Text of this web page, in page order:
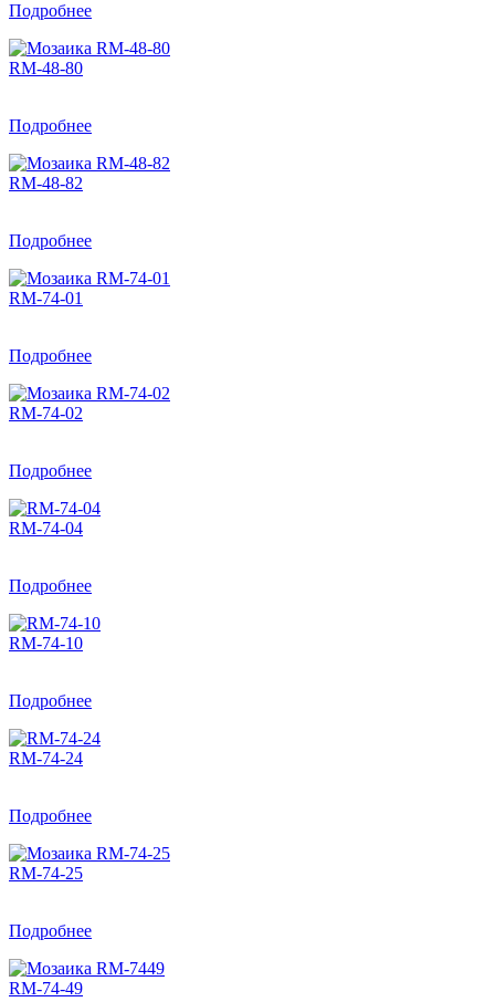
Подробнее
RM-48-80
Подробнее
RM-48-82
Подробнее
RM-74-01
Подробнее
RM-74-02
Подробнее
RM-74-04
Подробнее
RM-74-10
Подробнее
RM-74-24
Подробнее
RM-74-25
Подробнее
RM-74-49